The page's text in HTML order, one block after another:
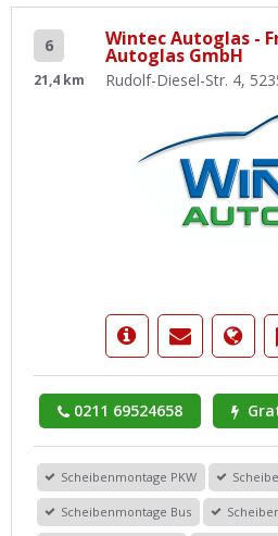
6
21,4 km
Wintec Autoglas -
Autoglas GmbH
Rudolf-Diesel-Str. 4,
0211 69524658
Scheibenmontage PKW
Scheibenmontage Bus